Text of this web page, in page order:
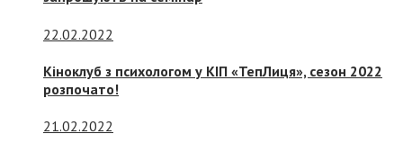
22.02.2022
Кіноклуб з психологом у КІП «ТепЛиця», сезон 2022
розпочато!
21.02.2022